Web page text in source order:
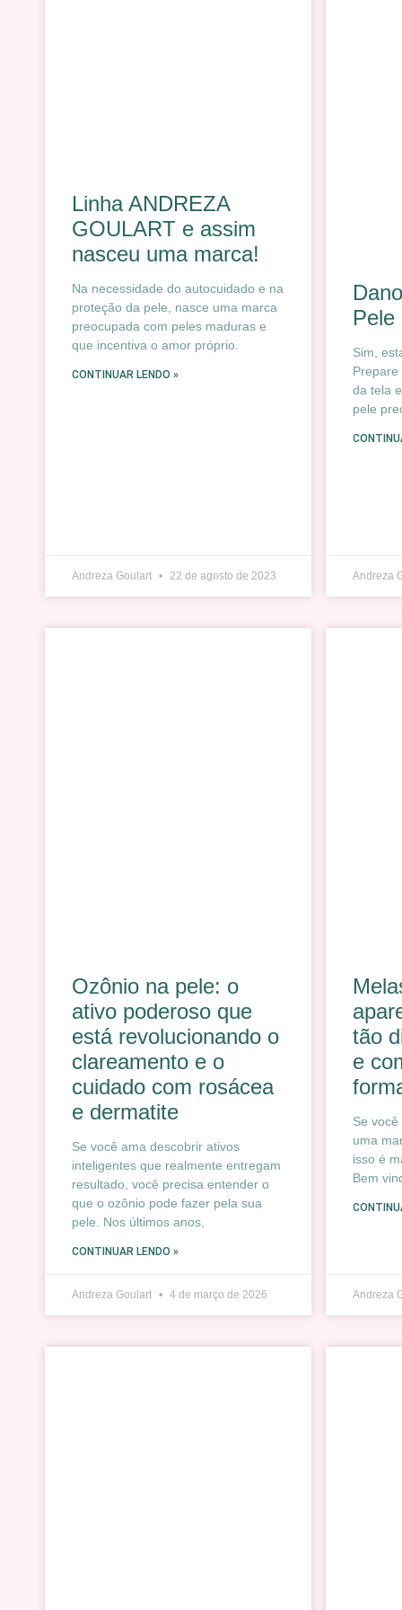
Linha ANDREZA
GOULART e assim
nasceu uma marca!
Na necessidade do autocuidado e na
proteção da pele, nasce uma marca
preocupada com peles maduras e
que incentiva o amor próprio.
CONTINUAR LENDO »
Andreza Goulart 22 de agosto de 2023
Pele
Sim,
da tela
pele
Andreza
Ozônio na pele: o
ativo poderoso que
está revolucionando o
clareamento e o
cuidado com rosácea
e dermatite
Se você ama descobrir ativos
inteligentes que realmente entregam
resultado, você precisa entender o
que o ozônio pode fazer pela sua
pele. Nos últimos anos,
CONTINUAR LENDO »
Andreza Goulart 4 de março de 2026
tão
e
Se
uma
isso é
Bem
Andreza